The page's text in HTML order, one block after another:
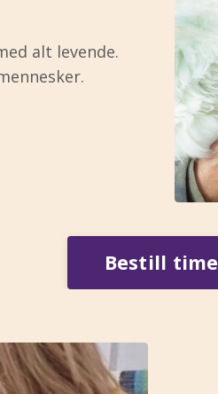
alt levende.
Bestill time